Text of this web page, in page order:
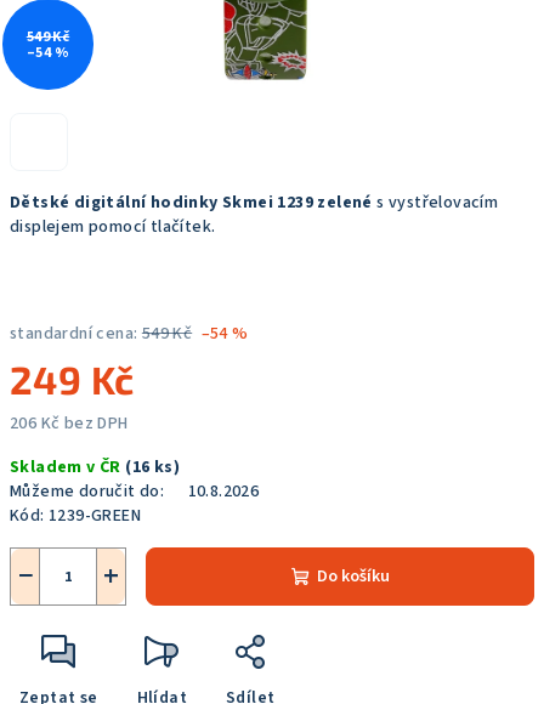
Dětské digitální hodinky Skmei 1239 zelenés vystřelovacím
displejem pomocí tlačítek.
standardní cena: 549 Kč –54 %
249 Kč
206 Kč bez DPH
cena:
Skladem v ČR (16 ks)
Můžeme doručit do:
10.8.2026
Kód: 1239-GREEN
+
− Do košíku
Zeptat se Hlídat Sdílet
549 Kč
–54 %